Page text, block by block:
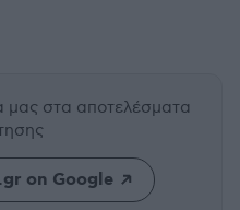
μας στα αποτελέσματα
on Google